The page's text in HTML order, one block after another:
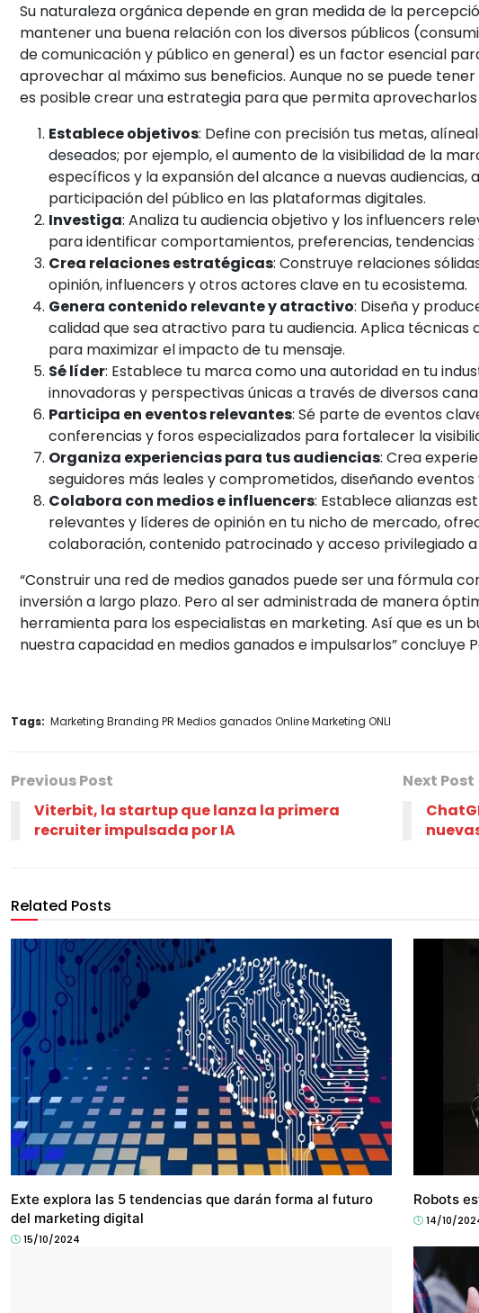
Su naturaleza orgánica depende en gran medida de la
mantener una buena relación con los diversos públicos
de comunicación y público en general) es un factor esencial
aprovechar al máximo sus beneficios. Aunque no se puede
es posible crear una estrategia para que permita
Establece objetivos: Define con precisión tus metas,
deseados; por ejemplo, el aumento de la visibilidad de la
específicos y la expansión del alcance a nuevas
participación del público en las plataformas digitales.
Investiga: Analiza tu audiencia objetivo y los influencers
para identificar comportamientos, preferencias, tendencias
Crea relaciones estratégicas: Construye relaciones
opinión, influencers y otros actores clave en tu ecosistema.
Genera contenido relevante y atractivo: Diseña y
calidad que sea atractivo para tu audiencia. Aplica
para maximizar el impacto de tu mensaje.
Sé líder: Establece tu marca como una autoridad en tu
innovadoras y perspectivas únicas a través de diversos
Participa en eventos relevantes: Sé parte de eventos
conferencias y foros especializados para fortalecer la
Organiza experiencias para tus audiencias: Crea
seguidores más leales y comprometidos, diseñando
Colabora con medios e influencers: Establece alianzas
relevantes y líderes de opinión en tu nicho de mercado,
colaboración, contenido patrocinado y acceso privilegiado
“Construir una red de medios ganados puede ser una fórmula
inversión a largo plazo. Pero al ser administrada de manera
herramienta para los especialistas en marketing. Así que es
nuestra capacidad en medios ganados e impulsarlos” concluye
Tags: Marketing Branding PR Medios ganados Online Marketing ONLI
Previous Post
Viterbit, la startup que lanza la primera
recruiter impulsada por IA
Next Post
Related Posts
Exte explora las 5 tendencias que darán forma al futuro
del marketing digital
15/10/2024
Robots
14/10/